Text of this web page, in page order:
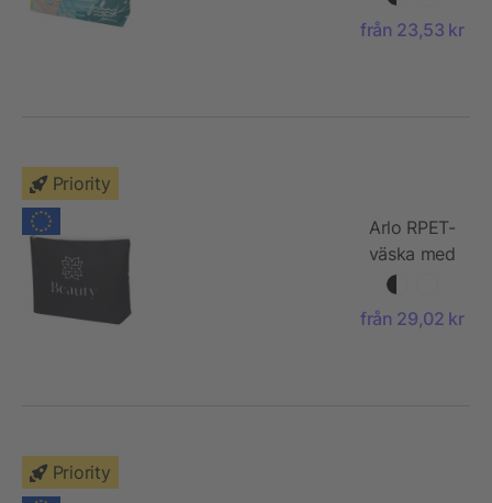
från 23,53 kr
Priority
Arlo RPET-
väska med
sublimering
mellanstor
från 29,02 kr
Priority